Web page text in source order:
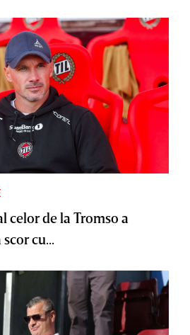
celor de la Tromso a
cu...